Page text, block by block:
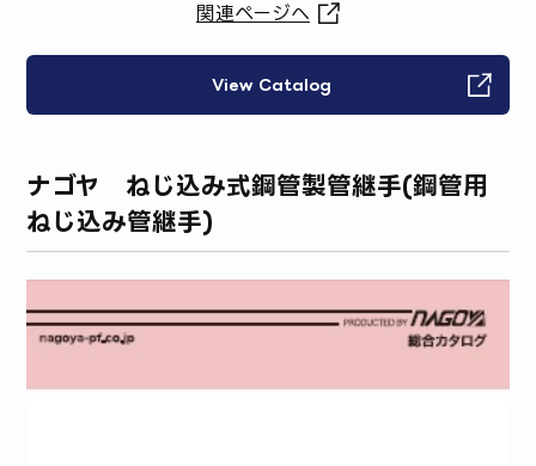
関連ページへ
View Catalog
ナゴヤ ねじ込み式鋼管製管継手(鋼管用
ねじ込み管継手)